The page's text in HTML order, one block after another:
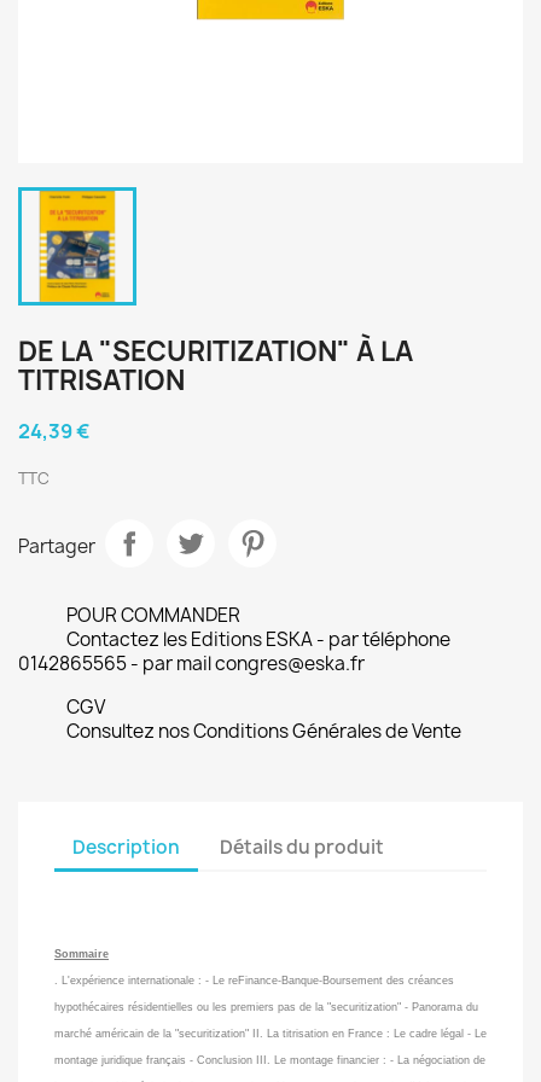
DE LA "SECURITIZATION" À LA
TITRISATION
24,39 €
TTC
Partager
POUR COMMANDER
Contactez les Editions ESKA - par téléphone
0142865565 - par mail congres@eska.fr
CGV
Consultez nos Conditions Générales de Vente
Description Détails du produit
Sommaire
. L'expérience internationale : - Le reFinance-Banque-Boursement des créances
hypothécaires résidentielles ou les premiers pas de la "securitization" - Panorama du
marché américain de la "securitization" II. La titrisation en France : Le cadre légal - Le
montage juridique français - Conclusion III. Le montage financier : - La négociation de